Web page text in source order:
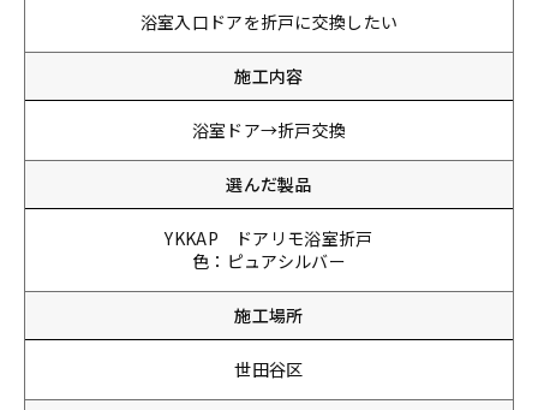
浴室入口ドアを折戸に交換したい
施工内容
浴室ドア→折戸交換
選んだ製品
YKKAP ドアリモ浴室折戸
色：ピュアシルバー
施工場所
世田谷区